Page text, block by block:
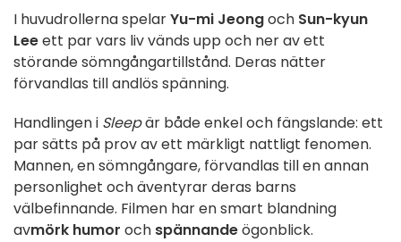
I huvudrollerna spelarYu-mi Jeongoch Sun-kyun
Leeett par vars liv vänds upp och ner av ett
störande sömngångartillstånd. Deras nätter
förvandlas till andlös spänning.
Handlingen i Sleepär både enkel och fängslande: ett
par sätts på prov av ett märkligt nattligt fenomen.
Mannen, en sömngångare, förvandlas till en annan
personlighet och äventyrar deras barns
välbefinnande. Filmen har en smart blandning
avmörk humor och spännandeögonblick.